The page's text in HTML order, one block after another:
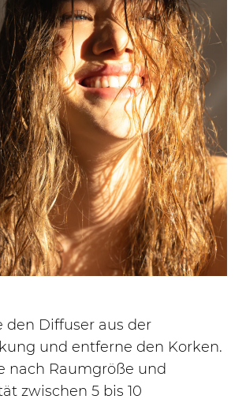
den Diffuser aus der
und entferne den Korken.
nach Raumgröße und
zwischen 5 bis 10